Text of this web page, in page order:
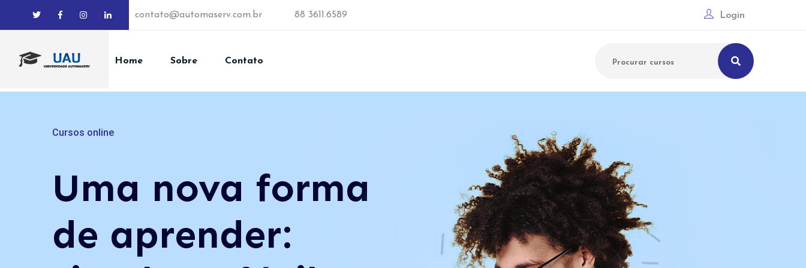
contato@automaserv.com.br 88 3611.6589 Login
Home Sobre Contato
Cursos online
Uma nova forma
de aprender:
Cursos Online